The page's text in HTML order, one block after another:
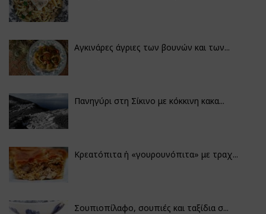
Αγκινάρες άγριες των βουνών και των...
Πανηγύρι στη Σίκινο με κόκκινη κακα...
Κρεατόπιτα ή «γουρουνόπιτα» με τραχ...
Σουπιοπίλαφο, σουπιές και ταξίδια σ...